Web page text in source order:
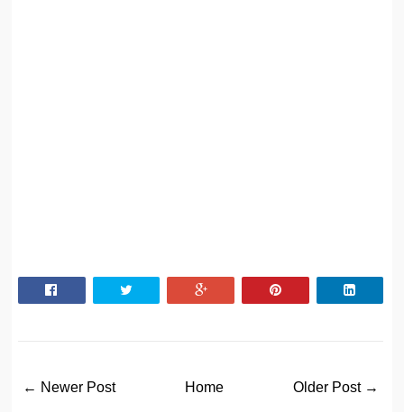
← Newer Post Older Post →
Home